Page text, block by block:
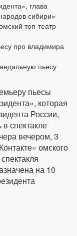
глава
сибири»
топ-театр
про владимира
пьесу
пьесы
которая
России,
спектакле
вечером, 3
омского
на 10